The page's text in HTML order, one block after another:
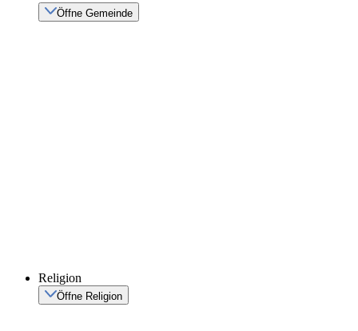
Öffne Gemeinde
Religion
Öffne Religion